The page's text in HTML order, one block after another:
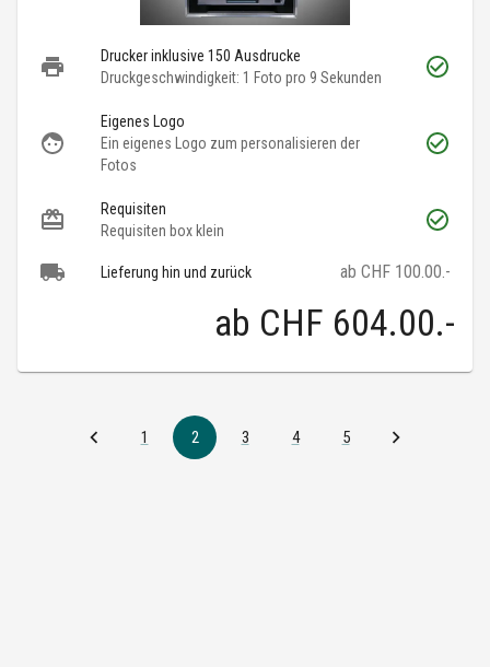
Drucker inklusive 150 Ausdrucke
Druckgeschwindigkeit: 1 Foto pro 9 Sekunden
Eigenes Logo
Ein eigenes Logo zum personalisieren der
Fotos
Requisiten
Requisiten box klein
Lieferung hin und zurück ab CHF 100.00.-
ab CHF 604.00.-
1 2 3 4 5